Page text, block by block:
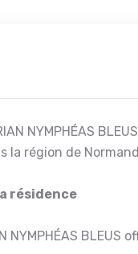
NYMPHÉAS
la région de
résidence
NYMPHÉAS